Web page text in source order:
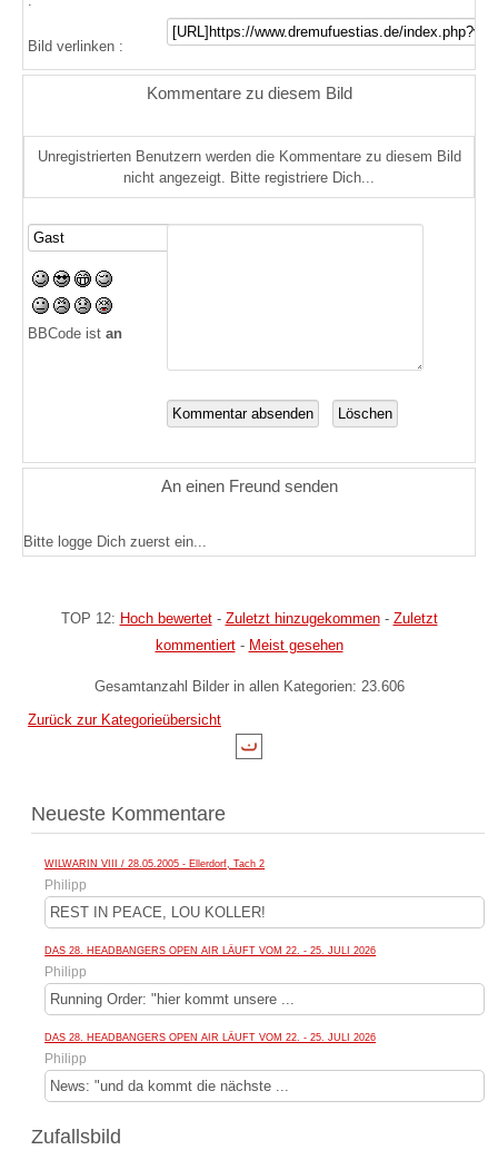
Bild verlinken :
Kommentare zu diesem Bild
Unregistrierten Benutzern werden die Kommentare zu diesem Bild
nicht angezeigt. Bitte registriere Dich...
BBCode ist an
An einen Freund senden
Bitte logge Dich zuerst ein...
TOP 12: Hoch bewertet- Zuletzt hinzugekommen- Zuletzt
kommentiert- Meist gesehen
Gesamtanzahl Bilder in allen Kategorien: 23.606
Zurück zur Kategorieübersicht
Neueste Kommentare
WILWARIN VIII / 28.05.2005 - Ellerdorf, Tach 2
Philipp
REST IN PEACE, LOU KOLLER!
DAS 28. HEADBANGERS OPEN AIR LÄUFT VOM 22. - 25. JULI 2026
Philipp
Running Order: "hier kommt unsere ...
DAS 28. HEADBANGERS OPEN AIR LÄUFT VOM 22. - 25. JULI 2026
Philipp
News: "und da kommt die nächste ...
Zufallsbild